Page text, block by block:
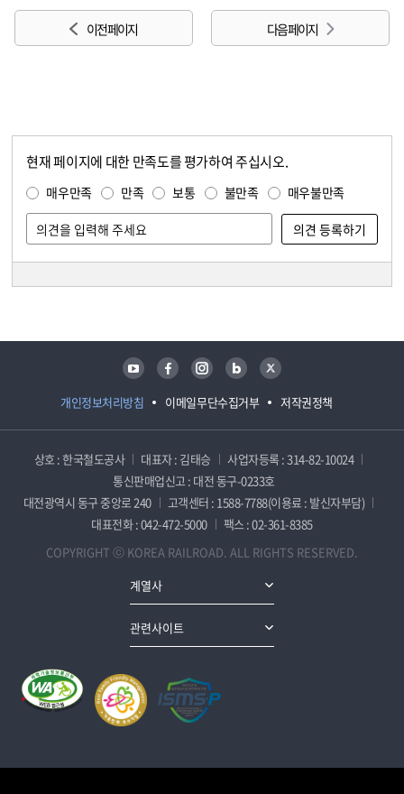
이전 페이지 다음 페이지
현재 페이지에 대한 만족도를 평가하여 주십시오.
매우만족 만족 보통 불만족 매우불만족
개인정보처리방침 이메일무단수집거부 저작권정책
유튜브 페이스북 인스타그램 블로그 트위터
상호 : 한국철도공사 대표자 : 김태승
사업자등록 : 314-82-10024
통신판매업신고 : 대전 동구-0233호
대전광역시 동구 중앙로 240
고객센터 : 1588-7788(이용료 : 발신자부담)
대표전화 : 042-472-5000
팩스 : 02-361-8385
COPYRIGHT ⓒ KOREA RAILROAD. ALL RIGHTS RESERVED.
계열사
관련사이트